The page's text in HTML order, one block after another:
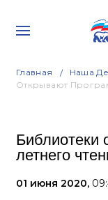
Главная Наша
Открывают
Библиотеки
летнего
01 июня 2020,